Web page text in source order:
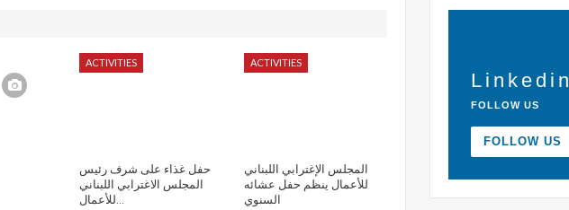
ACTIVITIES
حفل غذاء على شرف رئيس
المجلس الاغترابي اللبناني
للأعمال…
ACTIVITIES
المجلس الإغترابي اللبناني
للأعمال ينظم حفل عشائه
السنوي
Linkedin
FOLLOW US
FOLLOW US